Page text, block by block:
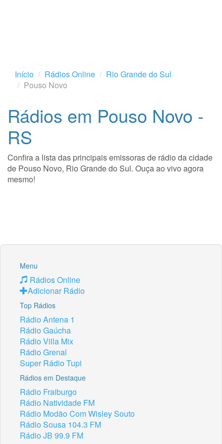
Início Rádios Online
Rio Grande do Sul
Pouso Novo
Rádios em Pouso Novo -
RS
Confira a lista das principais emissoras de rádio da cidade
de Pouso Novo, Rio Grande do Sul. Ouça ao vivo agora
mesmo!
Menu
Rádios Online
Adicionar Rádio
Top Rádios
Rádio Antena 1
Rádio Gaúcha
Rádio Villa Mix
Rádio Grenal
Super Rádio Tupi
Rádios em Destaque
Rádio Fraiburgo
Rádio Natividade FM
Rádio Modão Com Wisley Souto
Rádio Sousa 104.3 FM
Rádio JB 99.9 FM